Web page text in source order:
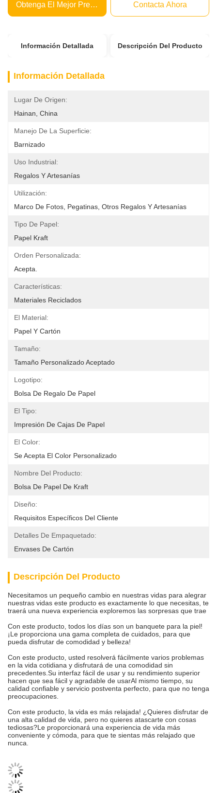
Obtenga El Mejor Precio Contacta Ahora
Información Detallada Descripción Del Producto
Información Detallada
Lugar De Origen:
Hainan, China
Manejo De La Superficie:
Barnizado
Uso Industrial:
Regalos Y Artesanías
Utilización:
Marco De Fotos, Pegatinas, Otros Regalos Y Artesanías
Tipo De Papel:
Papel Kraft
Orden Personalizada:
Acepta.
Características:
Materiales Reciclados
El Material:
Papel Y Cartón
Tamaño:
Tamaño Personalizado Aceptado
Logotipo:
Bolsa De Regalo De Papel
El Tipo:
Impresión De Cajas De Papel
El Color:
Se Acepta El Color Personalizado
Nombre Del Producto:
Bolsa De Papel De Kraft
Diseño:
Requisitos Específicos Del Cliente
Detalles De Empaquetado:
Envases De Cartón
Descripción Del Producto
Necesitamos un pequeño cambio en nuestras vidas para alegrar
nuestras vidas este producto es exactamente lo que necesitas, te
traerá una nueva experiencia exploremos las sorpresas que trae
Con este producto, todos los días son un banquete para la piel!
¡Le proporciona una gama completa de cuidados, para que
pueda disfrutar de comodidad y belleza!
Con este producto, usted resolverá fácilmente varios problemas
en la vida cotidiana y disfrutará de una comodidad sin
precedentes.Su interfaz fácil de usar y su rendimiento superior
hacen que sea fácil y agradable de usarAl mismo tiempo, su
calidad confiable y servicio postventa perfecto, para que no tenga
preocupaciones.
Con este producto, la vida es más relajada! ¿Quieres disfrutar de
una alta calidad de vida, pero no quieres atascarte con cosas
tediosas?Le proporcionará una experiencia de vida más
conveniente y cómoda, para que te sientas más relajado que
nunca.